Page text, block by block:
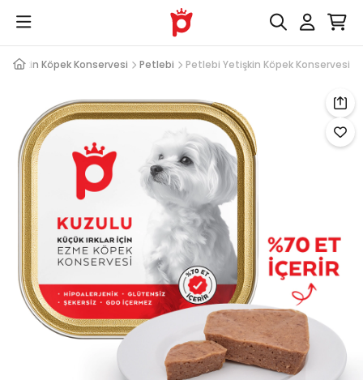
Yetişkin Köpek Konservesi Petlebi Petlebi Yetişkin Köpek Konservesi